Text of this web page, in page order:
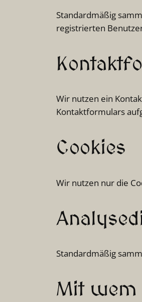
Standardmäßig
registrierten
Wir nutzen ein
Kontaktformulars
Cookies
Wir nutzen nur die
Standardmäßig
Mit wem